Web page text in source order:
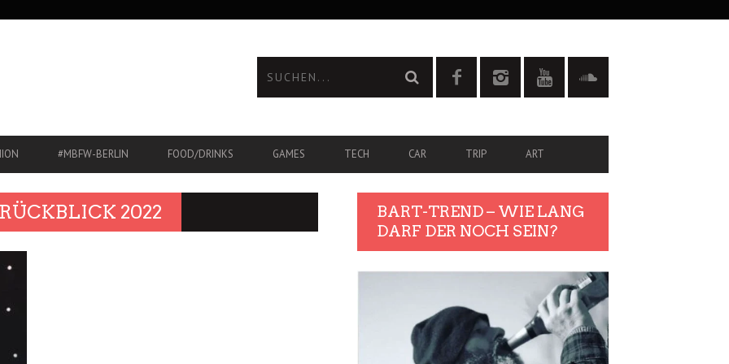
#MBFW-BERLIN FOOD/DRINKS GAMES TECH CAR TRIP ART
2022
BART-TREND – WIE LANG
DARF DER NOCH SEIN?